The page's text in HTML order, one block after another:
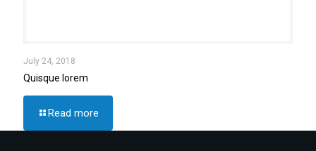
July 24, 2018
Quisque lorem
Read more